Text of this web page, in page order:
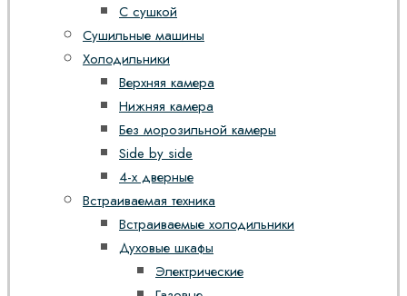
С сушкой
Сушильные машины
Холодильники
Верхняя камера
Нижняя камера
Без морозильной камеры
Side by side
4-х дверные
Встраиваемая техника
Встраиваемые холодильники
Духовые шкафы
Электрические